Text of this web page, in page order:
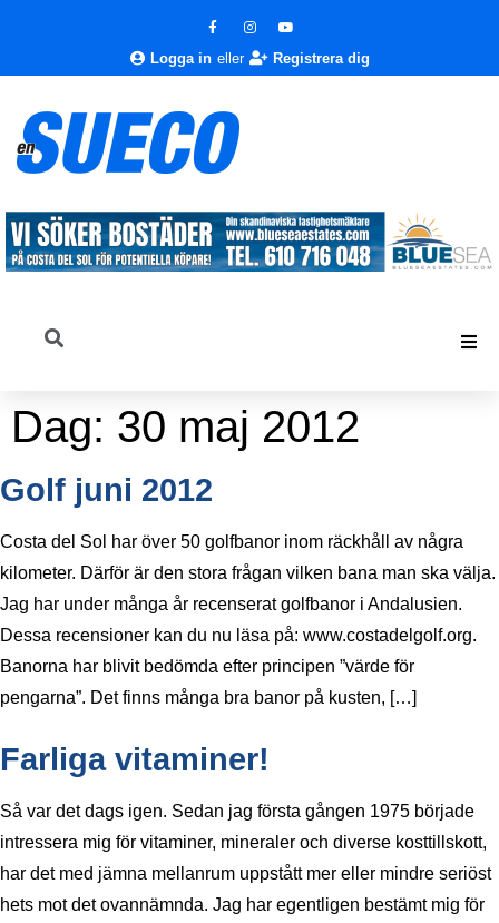
Logga in eller Registrera dig
Dag: 30 maj 2012
Golf juni 2012
Costa del Sol har över 50 golfbanor inom räckhåll av några
kilometer. Därför är den stora frågan vilken bana man ska välja.
Jag har under många år recenserat golfbanor i Andalusien.
Dessa recensioner kan du nu läsa på: www.costadelgolf.org.
Banorna har blivit bedömda efter principen ”värde för
pengarna”. Det finns många bra banor på kusten, […]
Farliga vitaminer!
Så var det dags igen. Sedan jag första gången 1975 började
intressera mig för vitaminer, mineraler och diverse kosttillskott,
har det med jämna mellanrum uppstått mer eller mindre seriöst
hets mot det ovannämnda. Jag har egentligen bestämt mig för